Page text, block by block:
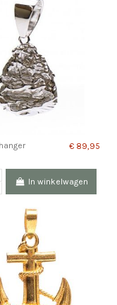
€ 89,95
In winkelwagen